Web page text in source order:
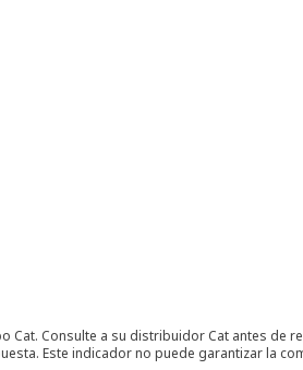
Consulte a su distribuidor Cat antes de
Este indicador no puede garantizar la